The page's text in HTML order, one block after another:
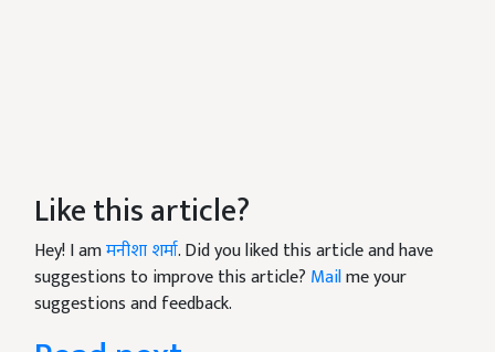
Like this article?
Hey! I amमनीशा शर्मा. Did you liked this article and have
suggestions to improve this article? Mailme your
suggestions and feedback.